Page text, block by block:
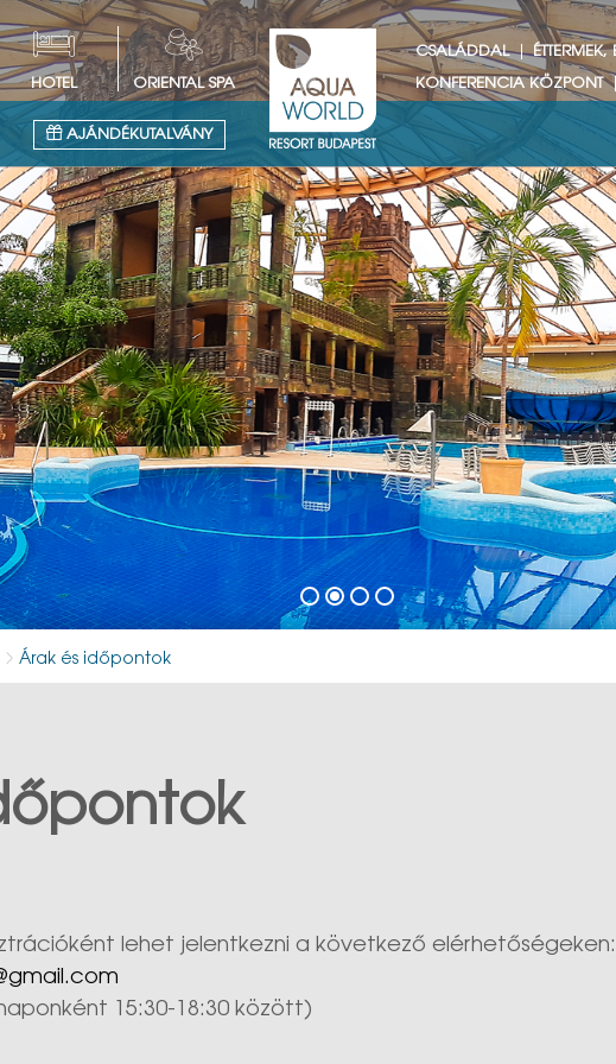
HOTEL ORIENTAL SPA
CSALÁDDAL
KONFERENCIA KÖZPONT
AJÁNDÉKUTALVÁNY
Árak és időpontok
lehet jelentkezni a következő
15:30-18:30 között)